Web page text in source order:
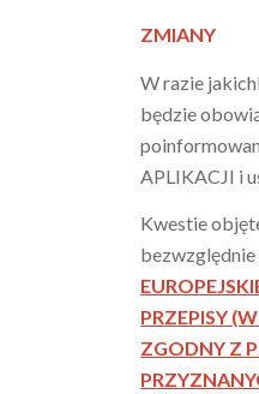
ZMIANY
W razie
będzie
APLIKACJI i
Kwestie
PRZEPISY
ZGODNY Z